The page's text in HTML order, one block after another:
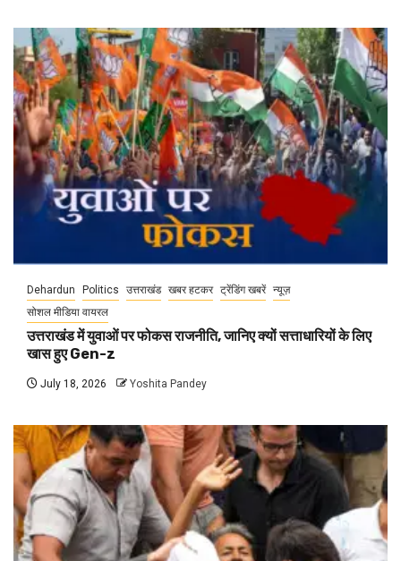
Dehardun Politics उत्तराखंड खबर हटकर ट्रेंडिंग खबरें न्यूज़
सोशल मीडिया वायरल
उत्तराखंड में युवाओं पर फोकस राजनीति, जानिए क्यों सत्ताधारियों के लिए
खास हुए Gen-z
July 18, 2026 Yoshita Pandey